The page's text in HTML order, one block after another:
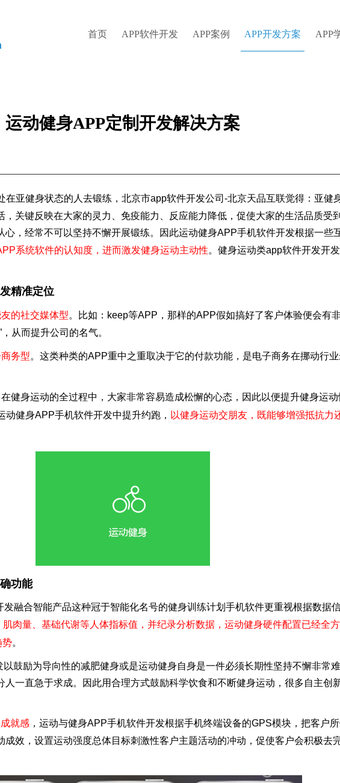
首页 APP软件开发 APP案例 APP开发方案 APP
运动健身APP定制开发解决方案
在亚健身状态的人去锻练，北京市app软件开发公司-北京天品互联觉得：亚健
，关键反映在大家的灵力、免疫能力、反应能力降低，促使大家的生活品质受
心，经常不可以坚持不懈开展锻练。因此运动健身APP手机软件开发根据一些
系统软件的认知度，进而激发健身运动主动性。健身运动类app软件开发开
精准定位
的社交媒体型。比如：keep等APP，那样的APP假如搞好了客户体验便会有
从而提升公司的名气。
务型。这类种类的APP重中之重取决于它的付款功能，是电子商务在挪动行
在健身运动的全过程中，大家非常容易造成松懈的心态，因此以便提升健身运
健身APP手机软件开发中提升约跑， 以健身运动交朋友，既能够增强抵抗力
功能
融合智能产品这种冠于智能化名号的健身训练计划手机软件更重视根据数据
肉量、基础代谢等人体指标值，并纪录分析数据，运动健身硬件配置已经全
势。
鼓励为导向性的减肥健身或是运动健身自身是一件必须长期性坚持不懈非常
人一直急于求成。因此用合理方式鼓励科学饮食和不断健身运动，很多自主创
就感 ，运动与健身APP手机软件开发根据手机终端设备的GPS模块，把客户
成效，设置运动强度总体目标刺激性客户主题活动的冲动，促使客户会积极去